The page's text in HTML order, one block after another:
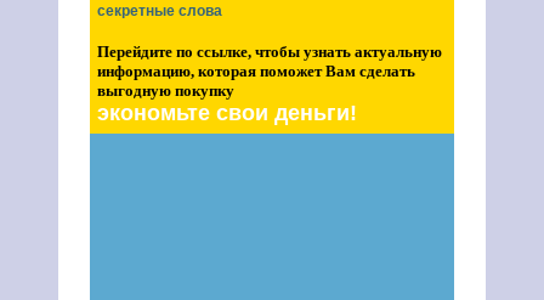
секретные слова
Перейдите по ссылке, чтобы узнать актуальную
информацию, которая поможет Вам сделать
выгодную покупку
экономьте свои деньги!